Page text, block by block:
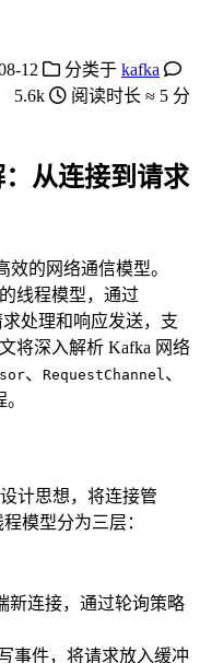
12 分类于 kafka
5.6k 阅读时长 ≈ 5 分
从连接到请求
的网络通信模型。
线程模型，通过
处理和响应发送，支
将深入解析 Kafka 网络
、 RequestChannel 、
计思想，将连接管
模型分为三层：
新连接，通过轮询策略
事件，将请求放入缓冲